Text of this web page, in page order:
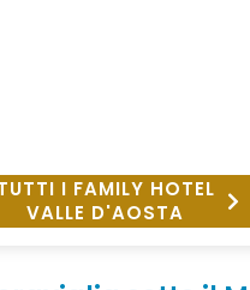
I FAMILY HOTEL
VALLE D'AOSTA